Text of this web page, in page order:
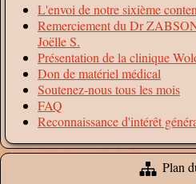
L'envoi de notre sixième
Remerciement du Dr
Joëlle S.
Présentation de la clinique
Don de matériel médical
Soutenez-nous tous les mois
FAQ
Reconnaissance d'intérêt
Plan